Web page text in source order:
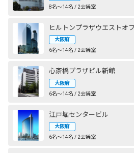
8名〜14名 / 2会議室
大阪府
6名〜14名 / 2会議室
心斎橋プラザビル新館
大阪府
6名〜14名 / 2会議室
江戸堀センタービル
大阪府
6名〜14名 / 2会議室